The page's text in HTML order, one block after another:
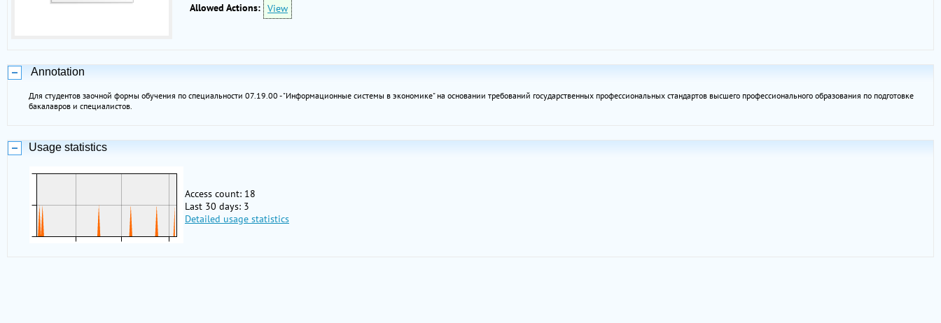
Allowed Actions: View
Annotation
Для студентов заочной формы обучения по специальности 07.19.00 - "Информационные системы в экономике" на основании требований государственных профессиональных стандартов высшего профессионального образования по подготовке
бакалавров и специалистов.
Usage statistics
Access count: 18
Last 30 days: 3
Detailed usage statistics